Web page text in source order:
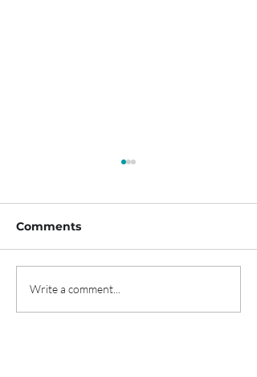
티카로스, 208억 규모 시
리즈D 투자유치 "혈액암
Comments
Write a comment...